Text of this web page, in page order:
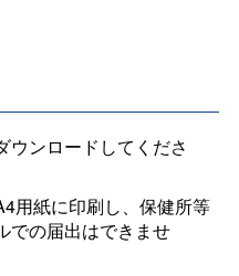
ンロードしてくださ
用紙に印刷し、保健所等
での届出はできませ